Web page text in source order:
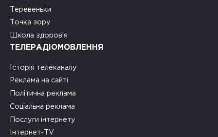
Теревеньки
Точка зору
Школа здоров’я
ТЕЛЕРАДІОМОВЛЕННЯ
Історія телеканалу
Реклама на сайті
Політична реклама
Соціальна реклама
Послуги інтернету
Інтернет-TV